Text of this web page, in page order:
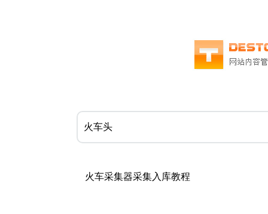
火车采集器采集入库教程